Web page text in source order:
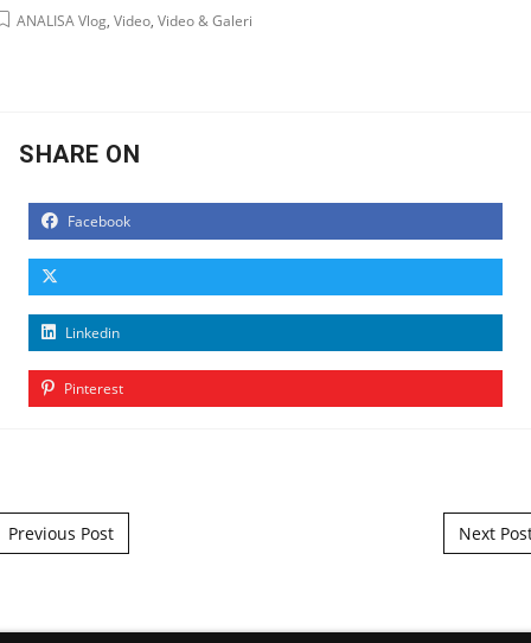
ANALISA Vlog, Video, Video & Galeri
SHARE ON
Facebook
Linkedin
Pinterest
navigation
Previous Post Next